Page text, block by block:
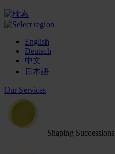
English
Deutsch
中文
日本語
Our Services
Shaping Successions